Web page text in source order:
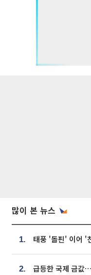
많이 본 뉴스
1.
2. 급등한 국제 금값